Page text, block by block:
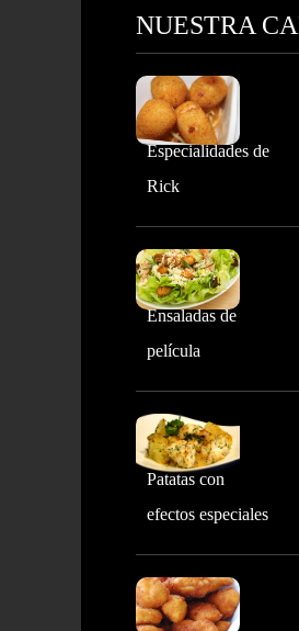
NUESTRA
Especialidades de
Rick
Ensaladas de
película
Patatas con
efectos especiales